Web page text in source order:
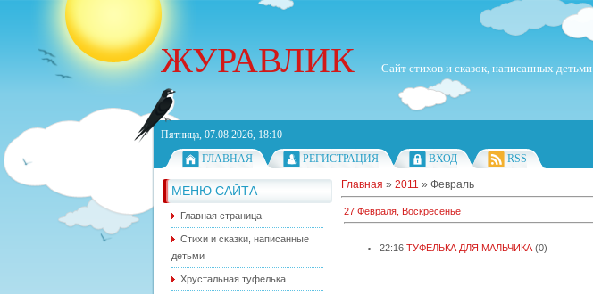
ЖУРАВЛИК Сайт стихов и сказок, написанных детьми
Пятница, 07.08.2026, 18:10
ГЛАВНАЯ
РЕГИСТРАЦИЯ ВХОД RSS
МЕНЮ САЙТА
Главная страница
Стихи и сказки, написанные
детьми
Хрустальная туфелька
Главная » 2011 » Февраль
27 Февраля, Воскресенье
22:16 ТУФЕЛЬКА ДЛЯ МАЛЬЧИКА (0)